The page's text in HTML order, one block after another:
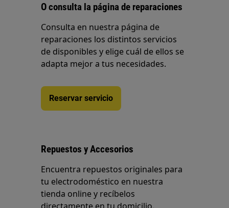
O consulta la página de reparaciones
Consulta en nuestra página de
reparaciones los distintos servicios
de disponibles y elige cuál de ellos se
adapta mejor a tus necesidades.
Reservar servicio
Repuestos y Accesorios
Encuentra repuestos originales para
tu electrodoméstico en nuestra
tienda online y recíbelos